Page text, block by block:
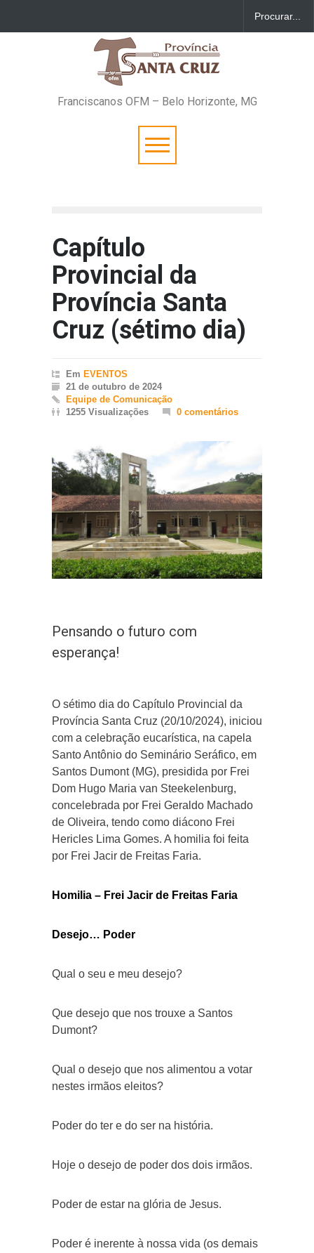
Franciscanos OFM – Belo Horizonte, MG
Capítulo
Provincial da
Província Santa
Cruz (sétimo dia)
Em EVENTOS
21 de outubro de 2024
Equipe de Comunicação
1255 Visualizações
0 comentários
Pensando o futuro com
esperança!
O sétimo dia do Capítulo Provincial da
Província Santa Cruz (20/10/2024), iniciou
com a celebração eucarística, na capela
Santo Antônio do Seminário Seráfico, em
Santos Dumont (MG), presidida por Frei
Dom Hugo Maria van Steekelenburg,
concelebrada por Frei Geraldo Machado
de Oliveira, tendo como diácono Frei
Hericles Lima Gomes. A homilia foi feita
por Frei Jacir de Freitas Faria.
Homilia – Frei Jacir de Freitas Faria
Desejo… Poder
Qual o seu e meu desejo?
Que desejo que nos trouxe a Santos
Dumont?
Qual o desejo que nos alimentou a votar
nestes irmãos eleitos?
Poder do ter e do ser na história.
Hoje o desejo de poder dos dois irmãos.
Poder de estar na glória de Jesus.
Poder é inerente à nossa vida (os demais